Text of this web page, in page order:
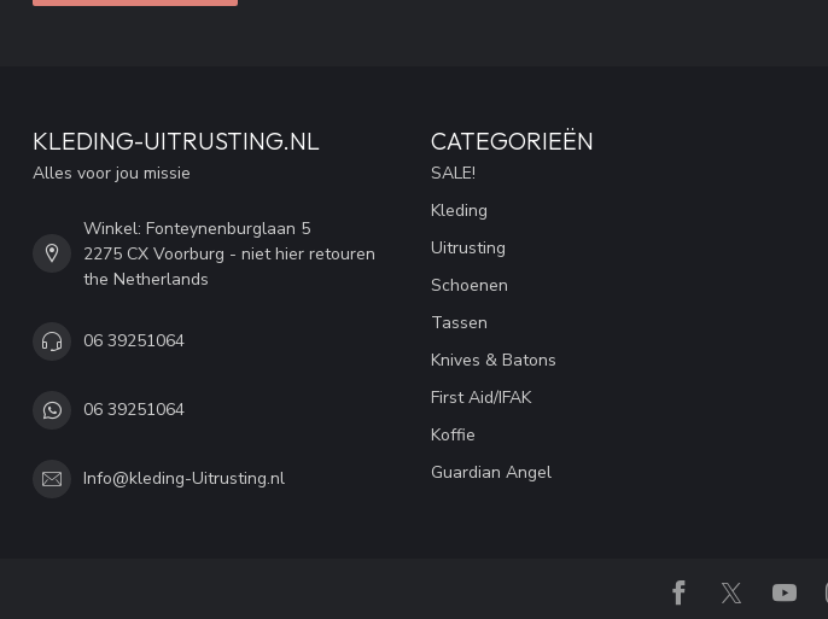
KLEDING-UITRUSTING.NL
Alles voor jou missie
Winkel: Fonteynenburglaan 5
2275 CX Voorburg - niet hier retouren
the Netherlands
06 39251064
06 39251064
Info@kleding-Uitrusting.nl
CATEGORIEËN
SALE!
Kleding
Uitrusting
Schoenen
Tassen
Knives & Batons
First Aid/IFAK
Koffie
Guardian Angel